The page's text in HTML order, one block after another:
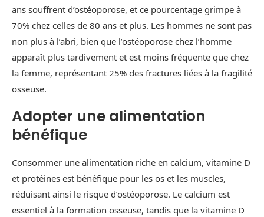
ans souffrent d’ostéoporose, et ce pourcentage grimpe à
70% chez celles de 80 ans et plus. Les hommes ne sont pas
non plus à l’abri, bien que l’ostéoporose chez l’homme
apparaît plus tardivement et est moins fréquente que chez
la femme, représentant 25% des fractures liées à la fragilité
osseuse.
Adopter une alimentation
bénéfique
Consommer une alimentation riche en calcium, vitamine D
et protéines est bénéfique pour les os et les muscles,
réduisant ainsi le risque d’ostéoporose. Le calcium est
essentiel à la formation osseuse, tandis que la vitamine D